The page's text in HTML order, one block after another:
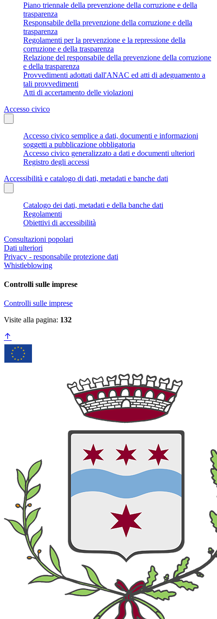
Piano triennale della prevenzione della corruzione e della
trasparenza
Responsabile della prevenzione della corruzione e della
trasparenza
Regolamenti per la prevenzione e la repressione della
corruzione e della trasparenza
Relazione del responsabile della prevenzione della corruzione
e della trasparenza
Provvedimenti adottati dall'ANAC ed atti di adeguamento a
tali provvedimenti
Atti di accertamento delle violazioni
Accesso civico
Accesso civico semplice a dati, documenti e informazioni
soggetti a pubblicazione obbligatoria
Accesso civico generalizzato a dati e documenti ulteriori
Registro degli accessi
Accessibilità e catalogo di dati, metadati e banche dati
Catalogo dei dati, metadati e della banche dati
Regolamenti
Obiettivi di accessibilità
Consultazioni popolari
Dati ulteriori
Privacy - responsabile protezione dati
Whistleblowing
Controlli sulle imprese
Controlli sulle imprese
Visite alla pagina: 132